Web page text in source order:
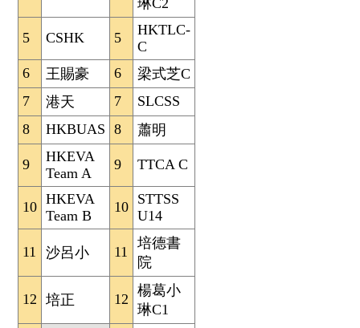
5 CSHK 5
HKTLC-
C
6
王賜豪 6
梁式芝C
7
港天 7
SLCSS
8
HKBUAS 8 蕭明
9
HKEVA
Team A
9 TTCA C
10 HKEVA
Team B
10 STTSS
U14
11 沙呂小 11
培德書
院
12 培正 12
楊葛小
琳C1